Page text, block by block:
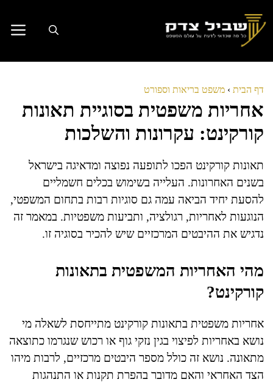
לתוכן
דף הבית › משפט בריאות וספורט
אחריות משפטית בסוגיית תאונות
קורקינט: עקרונות והשלכות
תאונות קורקינט הפכו לתופעה נפוצה ומדאיגה בישראל
בשנים האחרונות. העלייה בשימוש בכלים חשמליים
להסעת יחיד הביאה עמה גם סוגיות רבות בתחום המשפטי,
הנוגעות לאחריות, רגולציה, ותביעות משפטיות. במאמר זה
נדגיש את ההיבטים המרכזיים שיש להכיר בסוגיה זו.
מהי האחריות המשפטית בתאונות
קורקינט?
אחריות משפטית בתאונות קורקינט מתייחסת לשאלה מי
נושא באחריות לפיצוי בגין נזקי גוף או רכוש שנגרמו כתוצאה
מתאונה. נושא זה כולל מספר היבטים מרכזיים, לרבות מיהו
הצד האחראי והאם מדובר בהפרת תקנות או התנהגות